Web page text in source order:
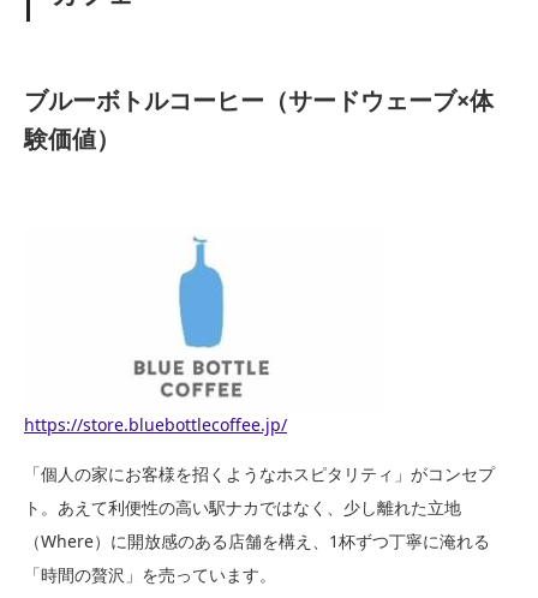
ブルーボトルコーヒー（サードウェーブ×体
験価値）
https://store.bluebottlecoffee.jp/
「個人の家にお客様を招くようなホスピタリティ」がコンセプ
ト。あえて利便性の高い駅ナカではなく、少し離れた立地
（Where）に開放感のある店舗を構え、1杯ずつ丁寧に淹れる
「時間の贅沢」を売っています。